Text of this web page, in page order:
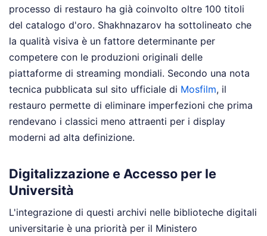
processo di restauro ha già coinvolto oltre 100 titoli
del catalogo d'oro. Shakhnazarov ha sottolineato che
la qualità visiva è un fattore determinante per
competere con le produzioni originali delle
piattaforme di streaming mondiali. Secondo una nota
tecnica pubblicata sul sito ufficiale di Mosfilm, il
restauro permette di eliminare imperfezioni che prima
rendevano i classici meno attraenti per i display
moderni ad alta definizione.
Digitalizzazione e Accesso per le
Università
L'integrazione di questi archivi nelle biblioteche digitali
universitarie è una priorità per il Ministero